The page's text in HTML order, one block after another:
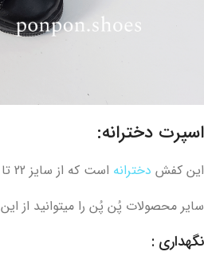
اسپرت دخترانه:
این کفش دخترانه است که از سایز 22 تا 30 تولید شده .
سایر محصولات پُن پُن را میتوانید از این
نگهداری :